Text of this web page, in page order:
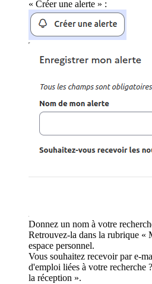
« Créer une alerte » :
Donnez un nom à votre
Retrouvez-la dans la rubrique «
espace personnel.
Vous souhaitez recevoir par e-
d'emploi liées à votre
la réception ».